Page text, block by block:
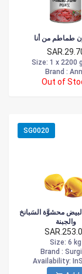
طماطم من أنا
Size: 1 x 2200
Brand :
Out of
SG0020
محشوَّة السَبانخ
والجبنة
Size: 6 kg
Brand :
Availability: